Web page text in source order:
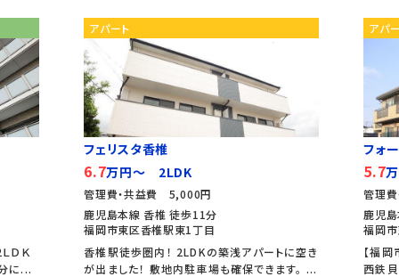
ＤＫ
に...
アパート
フェリスタ香椎
6.7万円～ 2LDK
管理費・共益費 5,000円
鹿児島本線 香椎 徒歩11分
福岡市東区香椎駅東1丁目
香椎駅徒歩圏内！ 2LDKの築浅アパートに空き
が出ました！ 敷地内駐車場も確保できます。 ...
アパ
フォ
5.7
管理
鹿児
福岡
【福
西鉄